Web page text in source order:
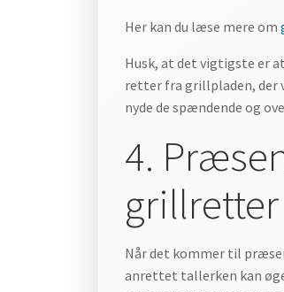
Her kan du læse mere om
Husk, at det vigtigste er
retter fra grillpladen, der
nyde de spændende og
4.
grillretter
Når det kommer til
anrettet tallerken kan